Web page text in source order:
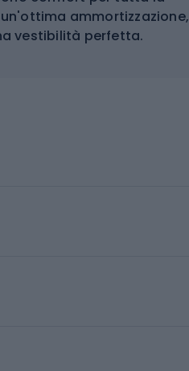
ammortizzazione,
vestibilità perfetta.